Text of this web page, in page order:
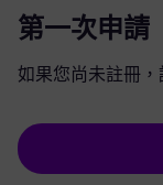
第一次申請
如果您尚未註冊，